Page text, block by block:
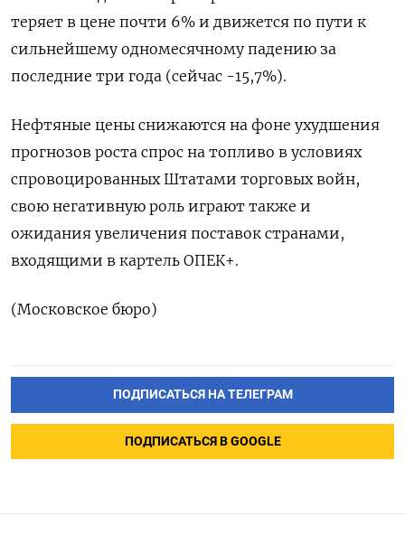
теряет в цене почти 6% и движется по пути к
сильнейшему одномесячному падению за
последние три года (сейчас -15,7%).
Нефтяные цены снижаются на фоне ухудшения
прогнозов роста спрос на топливо в условиях
спровоцированных Штатами торговых войн,
свою негативную роль играют также и
ожидания увеличения поставок странами,
входящими в картель ОПЕК+.
(Московское бюро)
ПОДПИСАТЬСЯ НА ТЕЛЕГРАМ
ПОДПИСАТЬСЯ В GOOGLE